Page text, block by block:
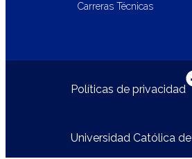
Carreras Técnicas
Políticas de privacidad
Universidad Católica